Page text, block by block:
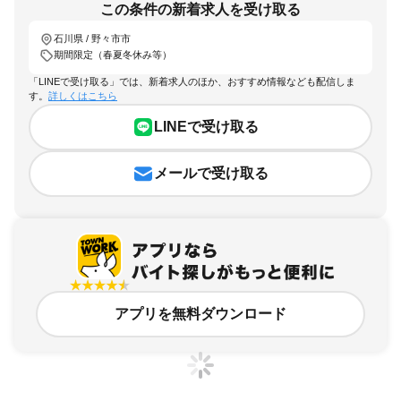
この条件の新着求人を受け取る
石川県 / 野々市市
期間限定（春夏冬休み等）
「LINEで受け取る」では、新着求人のほか、おすすめ情報なども配信しま
す。 詳しくはこちら
LINEで受け取る
メールで受け取る
アプリを無料ダウンロード